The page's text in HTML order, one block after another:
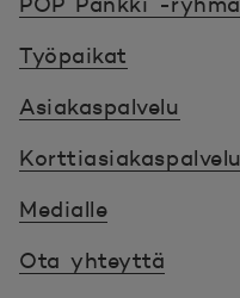
Työpaikat
Asiakaspalvelu
Korttiasiakaspalvelu
Medialle
Ota yhteyttä